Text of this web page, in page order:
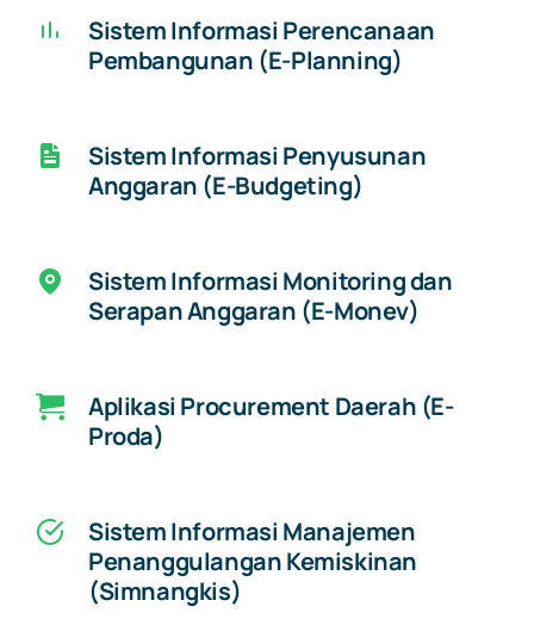
Sistem Informasi Perencanaan
Pembangunan (E-Planning)
Sistem Informasi Penyusunan
Anggaran (E-Budgeting)
Sistem Informasi Monitoring dan
Serapan Anggaran (E-Monev)
Aplikasi Procurement Daerah (E-
Proda)
Sistem Informasi Manajemen
Penanggulangan Kemiskinan
(Simnangkis)